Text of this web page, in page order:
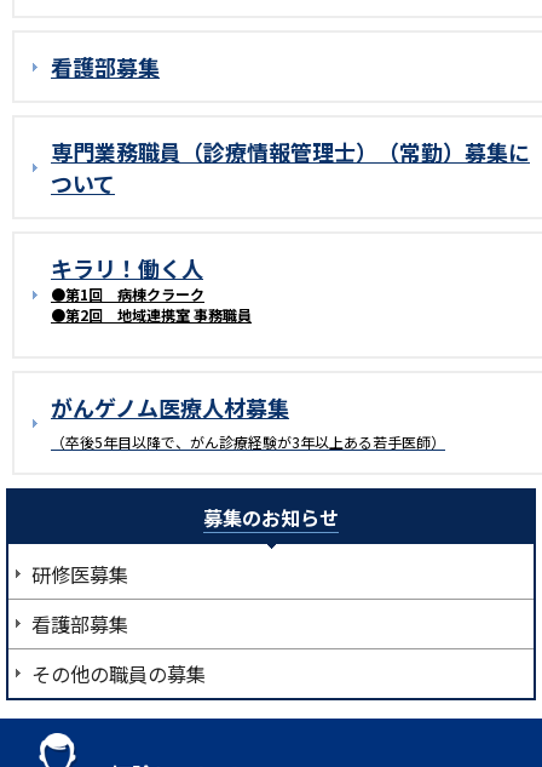
看護部募集
専門業務職員（診療情報管理士）（常勤）募集に
ついて
キラリ！働く人
●第1回 病棟クラーク
●第2回 地域連携室 事務職員
がんゲノム医療人材募集
（卒後5年目以降で、がん診療経験が3年以上ある若手医師）
募集のお知らせ
研修医募集
看護部募集
その他の職員の募集